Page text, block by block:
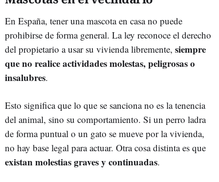
En España, tener una mascota en casa no puede
prohibirse de forma general. La ley reconoce el derecho
del propietario a usar su vivienda libremente, siempre
que no realice actividades molestas, peligrosas o
insalubres.
Esto significa que lo que se sanciona no es la tenencia
del animal, sino su comportamiento. Si un perro ladra
de forma puntual o un gato se mueve por la vivienda,
no hay base legal para actuar. Otra cosa distinta es que
existan molestias graves y continuadas.